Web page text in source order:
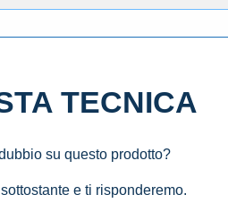
TECNICA
su questo prodotto?
e ti risponderemo.